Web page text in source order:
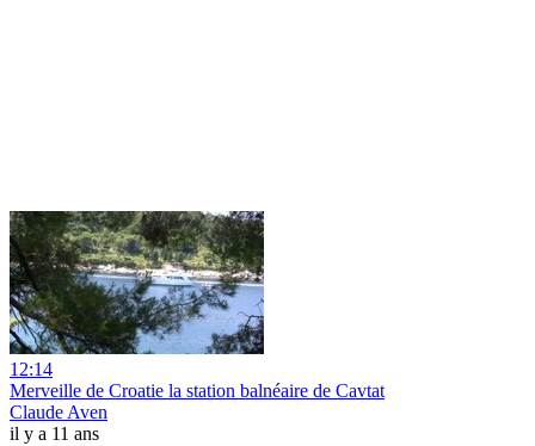
12:14
Merveille de Croatie la station balnéaire de Cavtat
Claude Aven
il y a 11 ans